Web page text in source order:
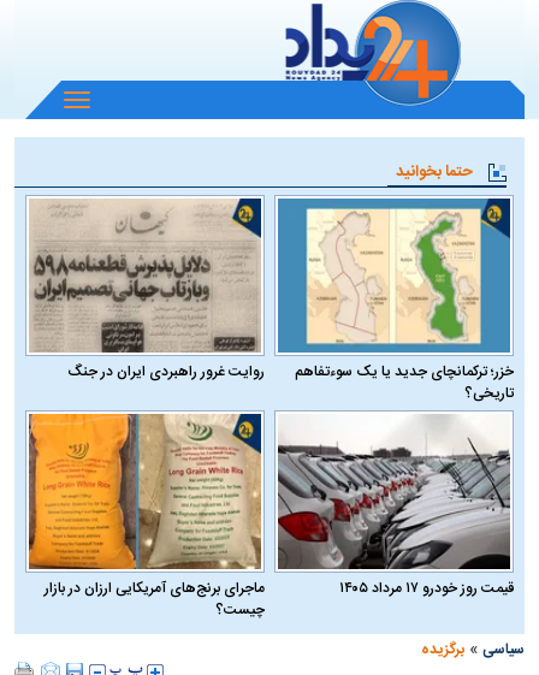
باز
و
منو
حتما بخوانید
خزر؛ ترکمانچای جدید یا یک سوءتفاهم
تاریخی؟
روایت غرور راهبردی ایران در جنگ
قیمت روز خودرو ۱۷ مرداد ۱۴۰۵
ماجرای برنج‌های آمریکایی ارزان در بازار
چیست؟
سیاسی »برگزیده